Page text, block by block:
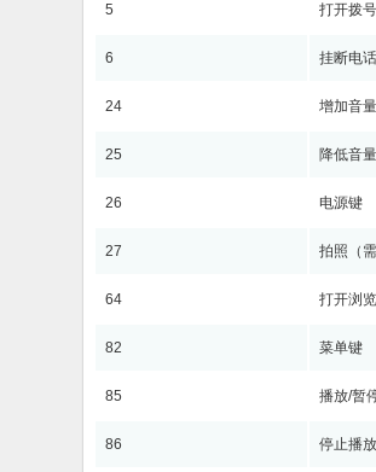
5 打开拨
6 挂断电话
24 增加音量
25 降低音量
26 电源键
27 拍照（
64 打开浏
82 菜单键
85 播放/暂
86 停止播放